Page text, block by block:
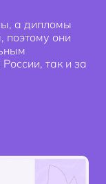
а дипломы
они
так и за